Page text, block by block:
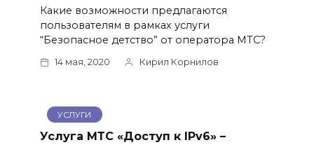
Какие возможности предлагаются
пользователям в рамках услуги
“Безопасное детство” от оператора МТС?
14 мая, 2020 Кирил Корнилов
УСЛУГИ
Услуга МТС «Доступ к IPv6» –